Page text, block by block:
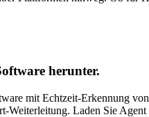
herunter.
mit Echtzeit-Erkennung
Weiterleitung. Laden Sie